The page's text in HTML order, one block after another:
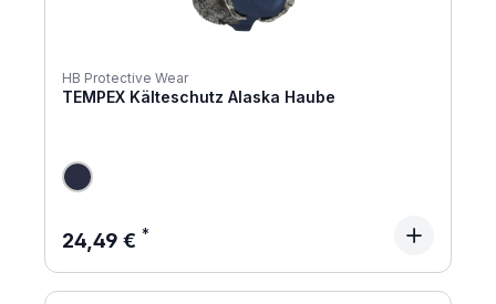
HB Protective Wear
TEMPEX Kälteschutz Alaska Haube
Regulärer Preis:
24,49 €